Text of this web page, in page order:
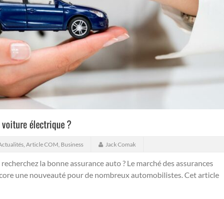
électrique ?
, Article COM, Business Jack Comak
la bonne assurance auto ? Le marché des assurances
une nouveauté pour de nombreux automobilistes. Cet article